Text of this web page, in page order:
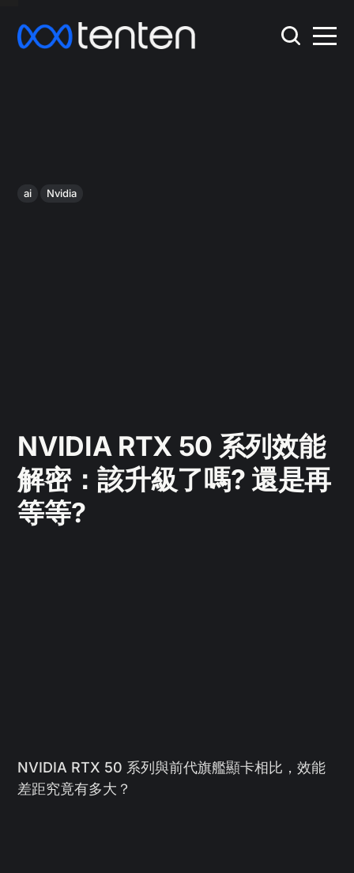
ai Nvidia
NVIDIA RTX 50 系列效能
解密：該升級了嗎? 還是再
等等?
NVIDIA RTX 50 系列與前代旗艦顯卡相比，效能
差距究竟有多大？